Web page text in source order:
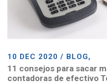
10 DEC 2020 / BLOG,
11 consejos para sacar
contadoras de efectivo